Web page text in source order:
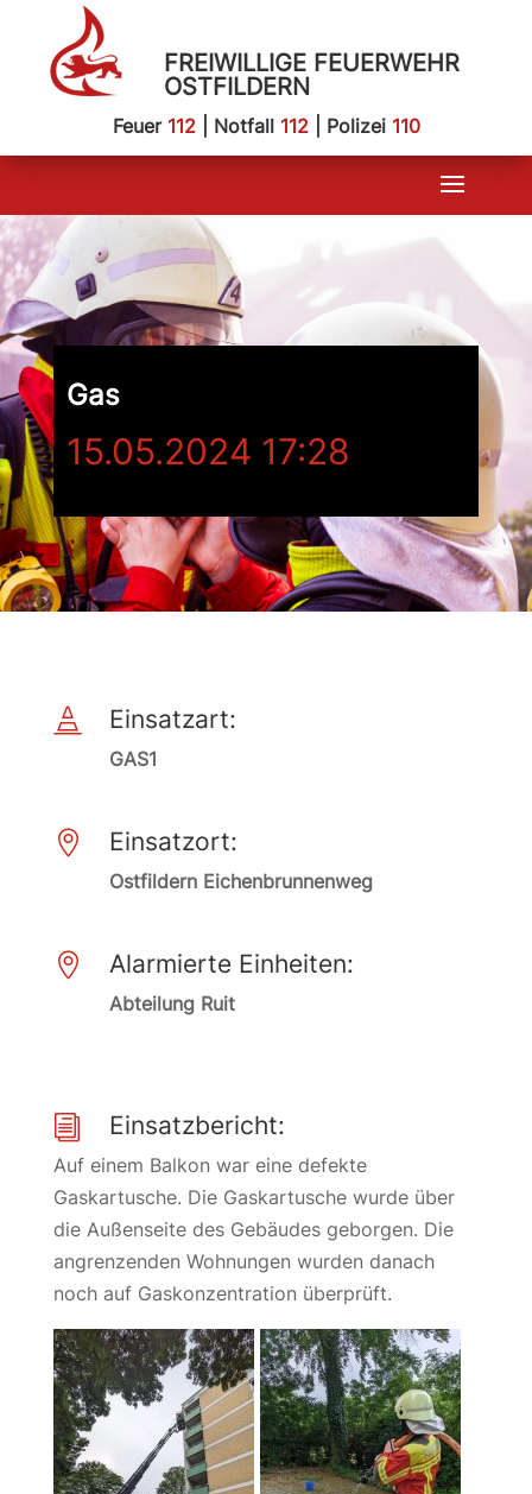
FREIWILLIGE FEUERWEHR
OSTFILDERN
Feuer 112| Notfall 112| Polizei 110
Gas
15.05.2024 17:28
 Einsatzart:
GAS1
 Einsatzort:
Ostfildern Eichenbrunnenweg
 Alarmierte Einheiten:
Abteilung Ruit
i Einsatzbericht:
Auf einem Balkon war eine defekte
Gaskartusche. Die Gaskartusche wurde über
die Außenseite des Gebäudes geborgen. Die
angrenzenden Wohnungen wurden danach
noch auf Gaskonzentration überprüft.